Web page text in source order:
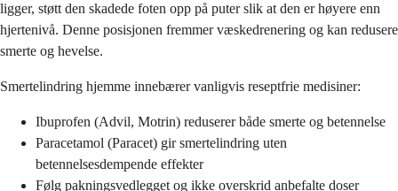
ligger, støtt den skadede foten opp på puter slik at den er høyere enn
hjertenivå. Denne posisjonen fremmer væskedrenering og kan redusere
smerte og hevelse.
Smertelindring hjemme innebærer vanligvis reseptfrie medisiner:
Ibuprofen (Advil, Motrin) reduserer både smerte og betennelse
Paracetamol (Paracet) gir smertelindring uten
betennelsesdempende effekter
Følg pakningsvedlegget og ikke overskrid anbefalte doser